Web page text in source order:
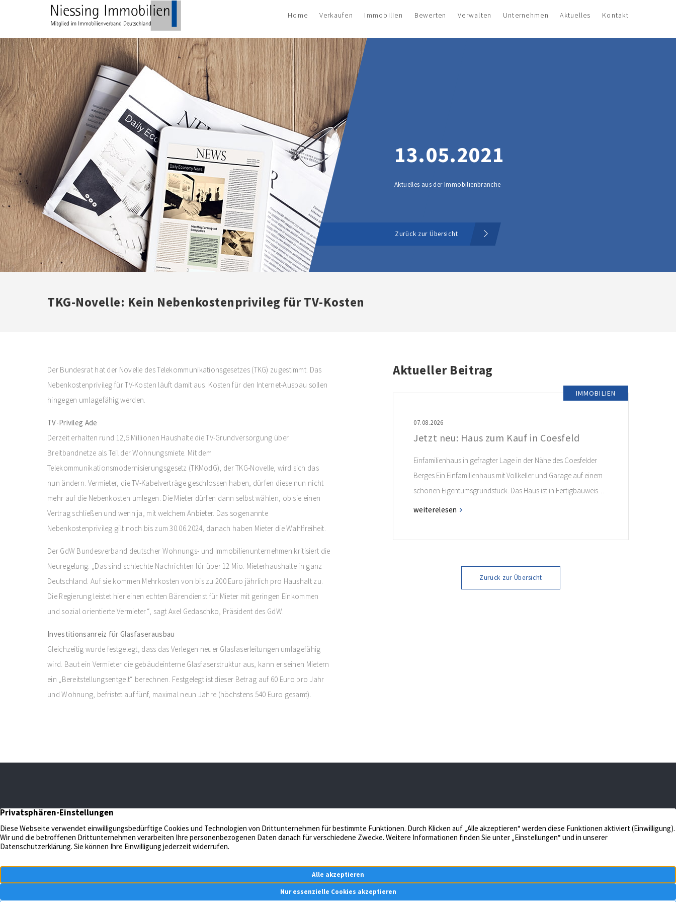
Home Verkaufen Immobilien Bewerten Verwalten Unternehmen Aktuelles Kontakt
13.05.2021
Aktuelles aus der Immobilienbranche
Zurück zur Übersicht
TKG-Novelle: Kein Nebenkostenprivileg für TV-Kosten
Der Bundesrat hat der Novelle des Telekommunikationsgesetzes (TKG) zugestimmt. Das
Nebenkostenprivileg für TV-Kosten läuft damit aus. Kosten für den Internet-Ausbau sollen
hingegen umlagefähig werden.
TV-Privileg Ade
Derzeit erhalten rund 12,5 Millionen Haushalte die TV-Grundversorgung über
Breitbandnetze als Teil der Wohnungsmiete. Mit dem
Telekommunikationsmodernisierungsgesetz (TKModG), der TKG-Novelle, wird sich das
nun ändern. Vermieter, die TV-Kabelverträge geschlossen haben, dürfen diese nun nicht
mehr auf die Nebenkosten umlegen. Die Mieter dürfen dann selbst wählen, ob sie einen
Vertrag schließen und wenn ja, mit welchem Anbieter. Das sogenannte
Nebenkostenprivileg gilt noch bis zum 30.06.2024, danach haben Mieter die Wahlfreiheit.
Der GdW Bundesverband deutscher Wohnungs- und Immobilienunternehmen kritisiert die
Neuregelung: „Das sind schlechte Nachrichten für über 12 Mio. Mieterhaushalte in ganz
Deutschland. Auf sie kommen Mehrkosten von bis zu 200 Euro jährlich pro Haushalt zu.
Die Regierung leistet hier einen echten Bärendienst für Mieter mit geringen Einkommen
und sozial orientierte Vermieter“, sagt Axel Gedaschko, Präsident des GdW.
Investitionsanreiz für Glasfaserausbau
Gleichzeitig wurde festgelegt, dass das Verlegen neuer Glasfaserleitungen umlagefähig
wird. Baut ein Vermieter die gebäudeinterne Glasfaserstruktur aus, kann er seinen Mietern
ein „Bereitstellungsentgelt“ berechnen. Festgelegt ist dieser Betrag auf 60 Euro pro Jahr
und Wohnung, befristet auf fünf, maximal neun Jahre (höchstens 540 Euro gesamt).
Aktueller Beitrag
IMMOBILIEN
07.08.2026
Jetzt neu: Haus zum Kauf in Coesfeld
Einfamilienhaus in gefragter Lage in der Nähe des Coesfelder
Berges Ein Einfamilienhaus mit Vollkeller und Garage auf einem
schönen Eigentumsgrundstück. Das Haus ist in Fertigbauweise
erstellt und ist ideal für alle Interessenten, die in dieser gefragten
weiterelesen
Zurück zur Übersicht
Coesfeld seit über 25 Jahren. Unsere Erfahrung
für den erfolgreichen Verkauf Ihrer Immobilien im
Kreis Coesfeld, Kreis Borken und Umgebung.
+49 2541 982290
Bewerten
Kontakt
Datenschutz
Unternehmen